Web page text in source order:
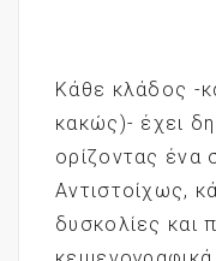
Κάθε κλάδος -
κακώς)- έχει
ορίζοντας ένα
Αντιστοίχως,
δυσκολίες και